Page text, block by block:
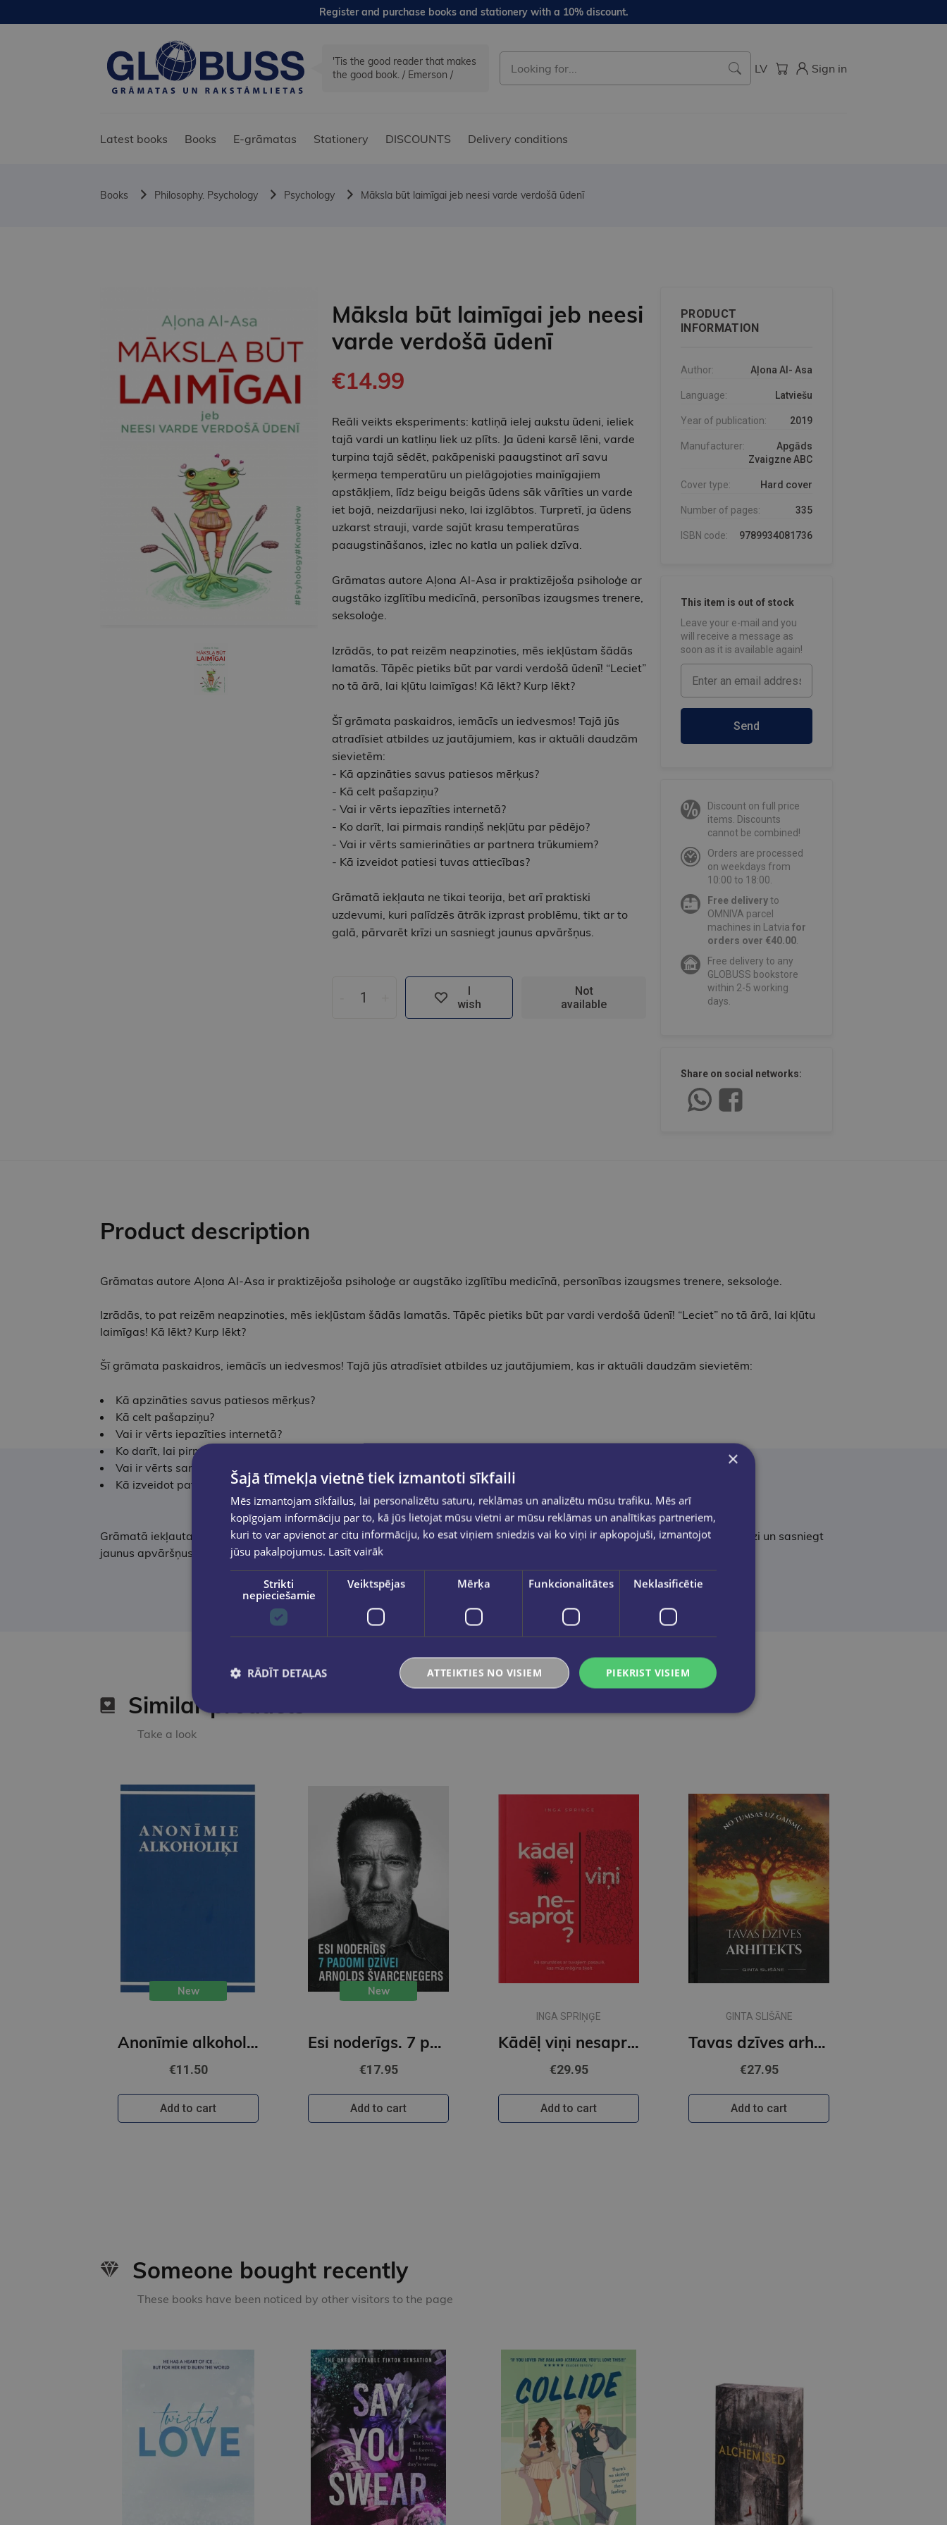
Register and purchase books and stationery with a 10% discount.
'Tis the good reader that makes
the good book. / Emerson /
LV Sign in
Latest books Books E-grāmatas Stationery DISCOUNTS Delivery conditions
Books Philosophy. Psychology Psychology Māksla būt laimīgai jeb neesi varde verdošā ūdenī
Māksla būt laimīgai jeb neesi
varde verdošā ūdenī
€14.99
Reāli veikts eksperiments: katliņā ielej aukstu ūdeni, ieliek
tajā vardi un katliņu liek uz plīts. Ja ūdeni karsē lēni, varde
turpina tajā sēdēt, pakāpeniski paaugstinot arī savu
ķermeņa temperatūru un pielāgojoties mainīgajiem
apstākļiem, līdz beigu beigās ūdens sāk vārīties un varde
iet bojā, neizdarījusi neko, lai izglābtos. Turpretī, ja ūdens
uzkarst strauji, varde sajūt krasu temperatūras
paaugstināšanos, izlec no katla un paliek dzīva.
Grāmatas autore Aļona Al-Asa ir praktizējoša psiholoģe ar
augstāko izglītību medicīnā, personības izaugsmes trenere,
seksoloģe.
Izrādās, to pat reizēm neapzinoties, mēs iekļūstam šādās
lamatās. Tāpēc pietiks būt par vardi verdošā ūdenī! “Leciet”
no tā ārā, lai kļūtu laimīgas! Kā lēkt? Kurp lēkt?
Šī grāmata paskaidros, iemācīs un iedvesmos! Tajā jūs
atradīsiet atbildes uz jautājumiem, kas ir aktuāli daudzām
sievietēm:
- Kā apzināties savus patiesos mērķus?
- Kā celt pašapziņu?
- Vai ir vērts iepazīties internetā?
- Ko darīt, lai pirmais randiņš nekļūtu par pēdējo?
- Vai ir vērts samierināties ar partnera trūkumiem?
- Kā izveidot patiesi tuvas attiecības?
Grāmatā iekļauta ne tikai teorija, bet arī praktiski
uzdevumi, kuri palīdzēs ātrāk izprast problēmu, tikt ar to
galā, pārvarēt krīzi un sasniegt jaunus apvāršņus.
wish
Not
available
PRODUCT
INFORMATION
Author: Aļona Al- Asa
Language: Latviešu
Year of publication: 2019
Manufacturer:
Apgāds
Zvaigzne ABC
Cover type: Hard cover
Number of pages: 335
ISBN code: 9789934081736
This item is out of stock
Leave your e-mail and you
will receive a message as
soon as it is available again!
Send
Discount on full price
items. Discounts
cannot be combined!
Orders are processed
on weekdays from
10:00 to 18:00.
Free deliveryto
OMNIVA parcel
machines in Latvia for
orders over €40.00.
Free delivery to any
GLOBUSS bookstore
within 2-5 working
days.
Share on social networks:
Product description
Grāmatas autore Aļona Al-Asa ir praktizējoša psiholoģe ar augstāko izglītību medicīnā, personības izaugsmes trenere, seksoloģe.
Izrādās, to pat reizēm neapzinoties, mēs iekļūstam šādās lamatās. Tāpēc pietiks būt par vardi verdošā ūdenī! “Leciet” no tā ārā, lai kļūtu
laimīgas! Kā lēkt? Kurp lēkt?
Šī grāmata paskaidros, iemācīs un iedvesmos! Tajā jūs atradīsiet atbildes uz jautājumiem, kas ir aktuāli daudzām sievietēm:
Kā apzināties savus patiesos mērķus?
Kā celt pašapziņu?
Vai ir vērts iepazīties internetā?
Ko darīt, lai pirmais randiņš nekļūtu par pēdējo?
Vai ir vērts samierināties ar partnera trūkumiem?
Kā izveidot patiesi tuvas attiecības?
Grāmatā iekļauta ne tikai teorija, bet arī praktiski uzdevumi, kuri palīdzēs ātrāk izprast problēmu, tikt ar to galā, pārvarēt krīzi un sasniegt
jaunus apvāršņus.
Similar products
Take a look
New
Anonīmie alkoholoķi
€11.50
Add to cart
New
Esi noderīgs. 7 padomi dzīvei
€17.95
Add to cart
INGA SPRIŅĢE
Kādēļ viņi nesaprot?
€29.95
Add to cart
GINTA SLIŠĀNE
Tavas dzīves arhitekts
€27.95
Add to cart
Someone bought recently
These books have been noticed by other visitors to the page
×
Šajā tīmekļa vietnē tiek izmantoti sīkfaili
Mēs izmantojam sīkfailus, lai personalizētu saturu, reklāmas un analizētu mūsu trafiku. Mēs arī
kopīgojam informāciju par to, kā jūs lietojat mūsu vietni ar mūsu reklāmas un analītikas partneriem,
kuri to var apvienot ar citu informāciju, ko esat viņiem sniedzis vai ko viņi ir apkopojuši, izmantojot
jūsu pakalpojumus. Lasīt vairāk
Strikti
nepieciešamie
Veiktspējas Mērķa Funkcionalitātes Neklasificētie
PIEKRIST VISIEM
ATTEIKTIES NO VISIEM
RĀDĪT DETAĻAS